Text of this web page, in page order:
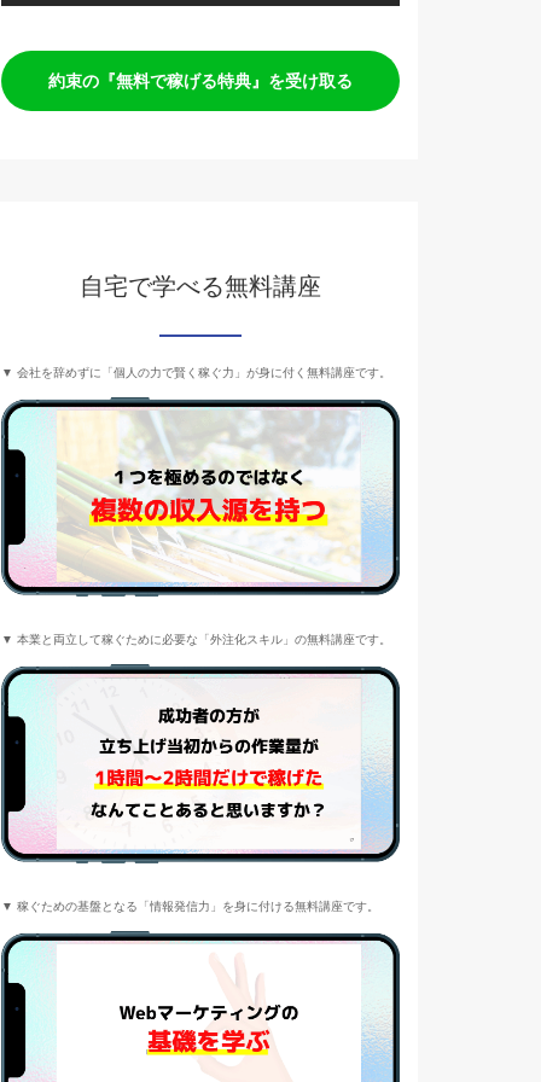
約束の『無料で稼げる特典』を受け取る
自宅で学べる無料講座
▼ 会社を辞めずに「個人の力で賢く稼ぐ力」が身に付く無料講座です。
▼ 本業と両立して稼ぐために必要な「外注化スキル」の無料講座です。
▼ 稼ぐための基盤となる「情報発信力」を身に付ける無料講座です。